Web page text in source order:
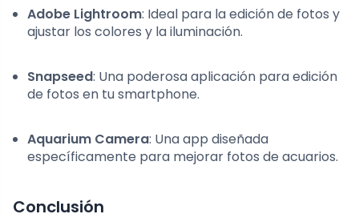
Adobe Lightroom: Ideal para la edición de fotos y
ajustar los colores y la iluminación.
Snapseed: Una poderosa aplicación para edición
de fotos en tu smartphone.
Aquarium Camera: Una app diseñada
específicamente para mejorar fotos de acuarios.
Conclusión